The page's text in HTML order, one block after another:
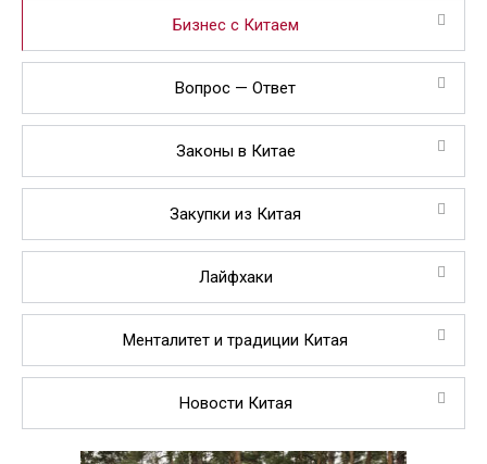
Бизнес с Китаем
Вопрос — Ответ
Законы в Китае
Закупки из Китая
Лайфхаки
Менталитет и традиции Китая
Новости Китая